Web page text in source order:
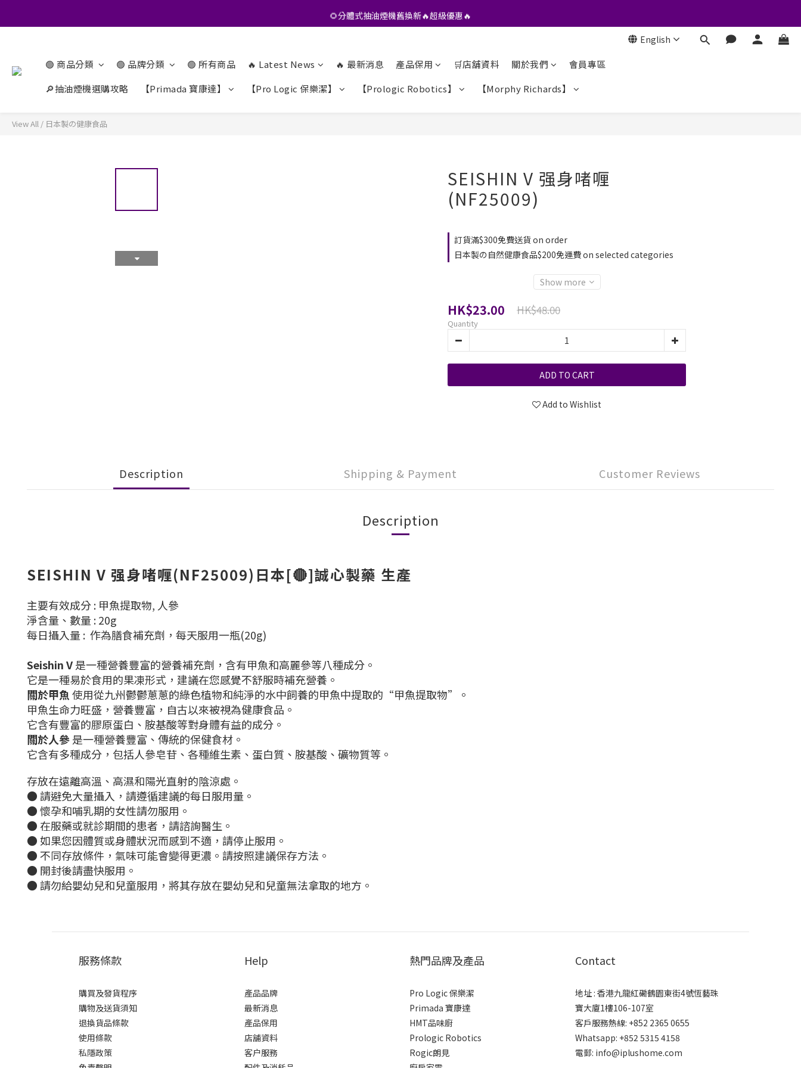
•• 會員專享🎁精選貨品【特價💥再九折】••
🌻分體式抽油煙機舊換新🔥超級優惠🔥
English
🟢 商品分類 🟢 品牌分類 🟢 所有商品 🔥 Latest News 🔥 最新消息 產品保用 🛒店舖資料 關於我們
會員專區
🔎抽油煙機選購攻略
【Primada 寶康達】 【Pro Logic 保樂潔】 【Prologic Robotics】 【Morphy Richards】
View All / 日本製の健康食品
SEISHIN V 强身啫喱
(NF25009)
訂貨滿$300免費送貨 on order
日本製の自然健康食品$200免運費 on selected categories
Show more
HK$23.00 HK$48.00
Quantity
ADD TO CART
Add to Wishlist
Description Shipping & Payment Customer Reviews
Description
SEISHIN V 强身啫喱(NF25009)日本[🔴]誠心製藥 生產
主要有效成分 : 甲魚提取物, 人參
淨含量、數量 : 20g
每日攝入量 : 作為膳食補充劑，每天服用一瓶(20g)
Seishin V是一種營養豐富的營養補充劑，含有甲魚和高麗參等八種成分。
它是一種易於食用的果凍形式，建議在您感覺不舒服時補充營養。
關於甲魚 使用從九州鬱鬱蔥蔥的綠色植物和純淨的水中飼養的甲魚中提取的“甲魚提取物”。
甲魚生命力旺盛，營養豐富，自古以來被視為健康食品。
它含有豐富的膠原蛋白、胺基酸等對身體有益的成分。
關於人參是一種營養豐富、傳統的保健食材。
它含有多種成分，包括人參皂苷、各種維生素、蛋白質、胺基酸、礦物質等。
存放在遠離高溫、高濕和陽光直射的陰涼處。
● 請避免大量攝入，請遵循建議的每日服用量。
● 懷孕和哺乳期的女性請勿服用。
● 在服藥或就診期間的患者，請諮詢醫生。
● 如果您因體質或身體狀況而感到不適，請停止服用。
● 不同存放條件，氣味可能會變得更濃。請按照建議保存方法。
● 開封後請盡快服用。
● 請勿給嬰幼兒和兒童服用，將其存放在嬰幼兒和兒童無法拿取的地方。
服務條款
購買及發貨程序
購物及送貨須知
退換貨品條款
使用條款
私隱政策
Help
產品品牌
最新消息
產品保用
店舖資料
客户服務
熱門品牌及產品
Pro Logic 保樂潔
Primada 寶康達
HMT品味廚
Prologic Robotics
Rogic朗見
Contact
地址 : 香港九龍紅磡鶴園東街4號恆藝珠
寶大廈1樓106-107室
客戶服務熱線: +852 2365 0655
Whatsapp: +852 5315 4158
電郵: info@iplushome.com